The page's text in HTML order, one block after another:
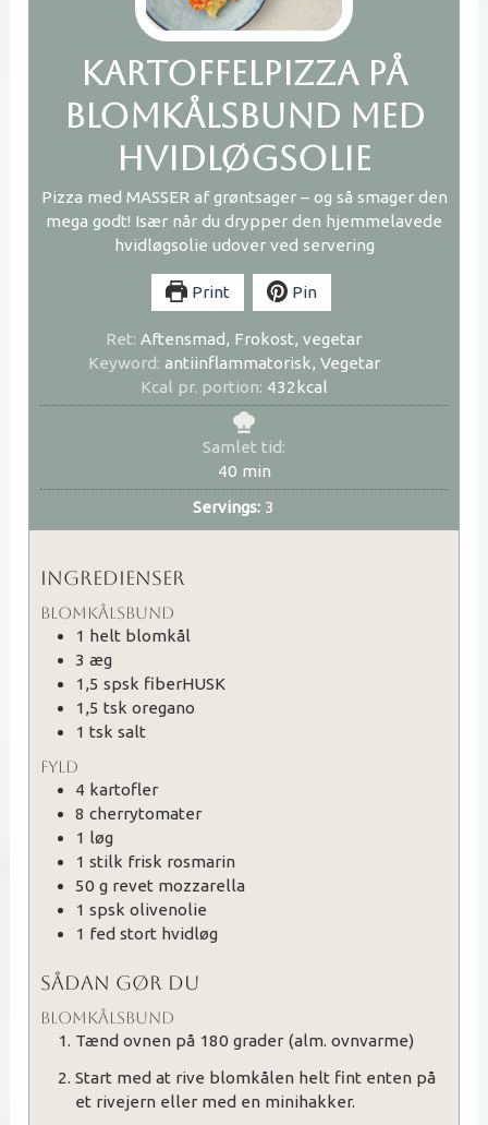
Kartoffelpizza på
blomkålsbund med
hvidløgsolie
Pizza med MASSER af grøntsager – og så smager den
mega godt! Især når du drypper den hjemmelavede
hvidløgsolie udover ved servering
Print Pin
Ret:Aftensmad, Frokost, vegetar
Keyword: antiinflammatorisk, Vegetar
Kcal pr. portion: 432 kcal
Samlet tid:
40minutter
min
Servings: 3
INGREDIENSER
BLOMKÅLSBUND
1 helt blomkål
3 æg
1,5 spsk fiberHUSK
1,5 tsk oregano
1 tsk salt
FYLD
4 kartofler
8 cherrytomater
1 løg
1 stilk frisk rosmarin
50 g revet mozzarella
1 spsk olivenolie
1 fed stort hvidløg
SÅDAN GØR DU
BLOMKÅLSBUND
Tænd ovnen på 180 grader (alm. ovnvarme)
Start med at rive blomkålen helt fint enten på
et rivejern eller med en minihakker.